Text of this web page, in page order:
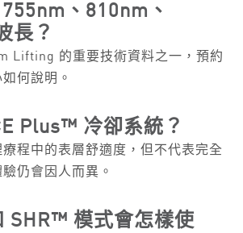
、810nm、
長？
Lifting 的重要技術資料之一，預約
何說明。
Plus™ 冷卻系統？
程中的表層舒適度，但不代表完全
仍會因人而異。
SHR™ 模式會怎樣使